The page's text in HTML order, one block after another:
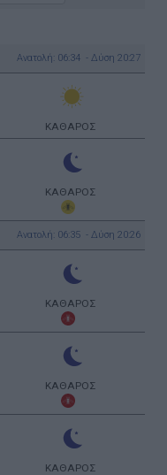
Ανατολή: 06:34 - Δύση 20:27
ΚΑΘΑΡΟΣ
ΚΑΘΑΡΟΣ
Ανατολή: 06:35 - Δύση 20:26
ΚΑΘΑΡΟΣ
ΚΑΘΑΡΟΣ
ΚΑΘΑΡΟΣ